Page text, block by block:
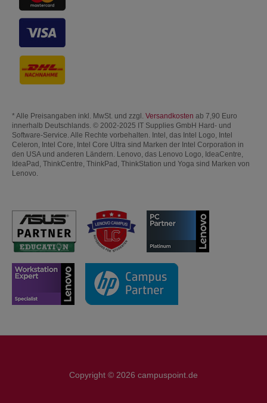
* Alle Preisangaben inkl. MwSt. und zzgl. Versandkosten ab 7,90 Euro
innerhalb Deutschlands. © 2002-2025 IT Supplies GmbH Hard- und
Software-Service. Alle Rechte vorbehalten. Intel, das Intel Logo, Intel
Celeron, Intel Core, Intel Core Ultra sind Marken der Intel Corporation in
den USA und anderen Ländern. Lenovo, das Lenovo Logo, IdeaCentre,
IdeaPad, ThinkCentre, ThinkPad, ThinkStation und Yoga sind Marken von
Lenovo.
Copyright © 2026 campuspoint.de